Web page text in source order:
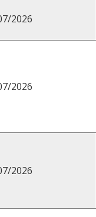
2026
2026
2026